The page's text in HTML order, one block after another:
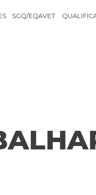
SGQ/EQAVET